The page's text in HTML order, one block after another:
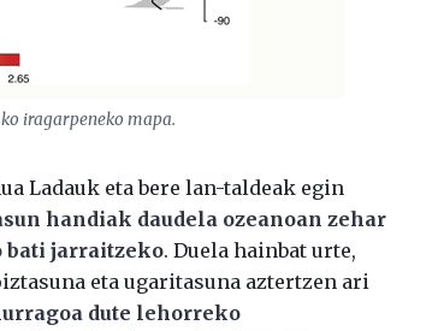
iragarpeneko mapa.
Ladauk eta bere lan-taldeak egin
handiak daudela ozeanoan zehar
bati jarraitzeko. Duela hainbat urte,
eta ugaritasuna aztertzen ari
dute lehorreko